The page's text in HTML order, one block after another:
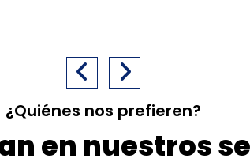
¿Quiénes nos prefieren?
en nuestros